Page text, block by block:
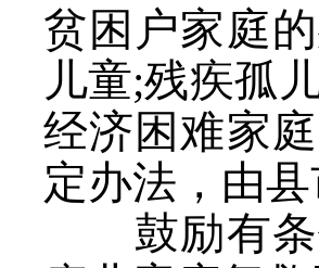
贫困户家庭
儿童;残疾孤
经济困难家
定办法，由
鼓励有条